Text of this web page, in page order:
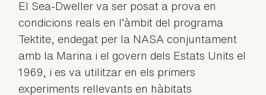
El Sea-Dweller va ser posat a prova en
condicions reals en l’àmbit del programa
Tektite, endegat per la NASA conjuntament
amb la Marina i el govern dels Estats Units el
1969, i es va utilitzar en els primers
experiments rellevants en hàbitats